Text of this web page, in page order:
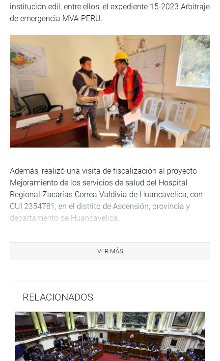
institución edil, entre ellos, el expediente 15-2023 Arbitraje
de emergencia MVA-PERU.
Además, realizó una visita de fiscalización al proyecto
Mejoramiento de los servicios de salud del Hospital
Regional Zacarías Correa Valdivia de Huancavelica, con
CUI 2354781, en el distrito de Ascensión, provincia y
departamento de Huancavelica.
proyecto continúa en ejecución; sin embargo, durante su
proceso constructivo se han presentado diversas
sistema de drenaje pluvial, las cuales vienen siendo
la obra”.
Asimismo, “informo a la población que hemos recibido el
Oficio D001687-2028-DM-MINSA, mediante el cual se
VER MÁS
RELACIONADOS